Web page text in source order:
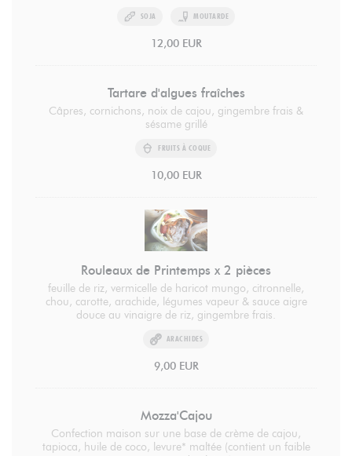
SOJA MOUTARDE
12,00 EUR
Tartare d'algues fraîches
Câpres, cornichons, noix de cajou, gingembre frais &
sésame grillé
FRUITS À COQUE
10,00 EUR
Rouleaux de Printemps x 2 pièces
feuille de riz, vermicelle de haricot mungo, citronnelle,
chou, carotte, arachide, légumes vapeur & sauce aigre
douce au vinaigre de riz, gingembre frais.
ARACHIDES
9,00 EUR
Mozza'Cajou
Confection maison sur une base de crème de cajou,
tapioca, huile de coco, levure* maltée (contient un faible